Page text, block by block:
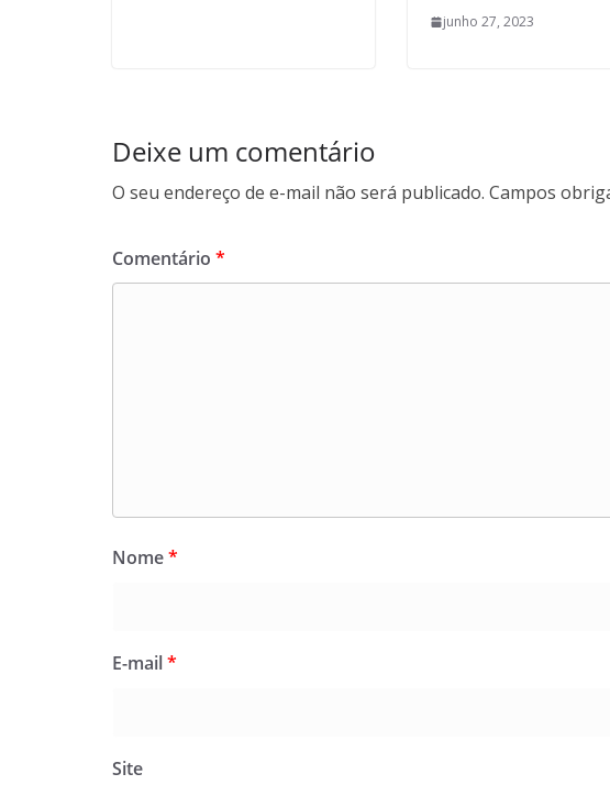
junho 27, 2023
Deixe um comentário
O seu endereço de e-mail não será publicado. Campos
Comentário *
Nome*
E-mail*
Site